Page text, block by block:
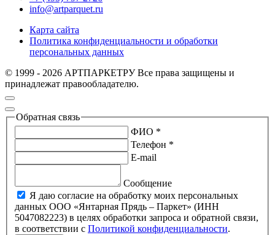
info@artparquet.ru
Карта сайта
Политика конфиденциальности и обработки
персональных данных
© 1999 - 2026 АРТПАРКЕТРУ Все права защищены и
принадлежат правообладателю.
Обратная связь
ФИО *
Телефон *
E-mail
Сообщение
Я даю согласие на обработку моих персональных
данных ООО «Янтарная Прядь – Паркет» (ИНН
5047082223) в целях обработки запроса и обратной связи,
в соответствии с Политикой конфиденциальности.